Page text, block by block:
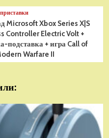
Microsoft Xbox Series X|S
Controller Electric Volt +
подставка + игра Call of
Warfare II